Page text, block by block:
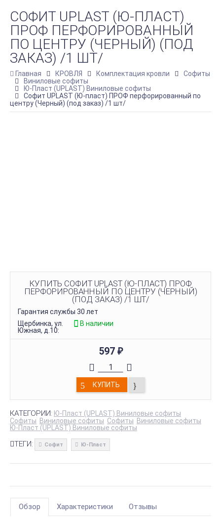
СОФИТ UPLAST (Ю-ПЛАСТ)
ПРОФ ПЕРФОРИРОВАННЫЙ
ПО ЦЕНТРУ (ЧЕРНЫЙ) (ПОД
ЗАКАЗ) /1 ШТ/
Главная КРОВЛЯ Комплектация кровли
Софиты
Виниловые софиты
Ю-Пласт (UPLAST) Виниловые софиты
Софит UPLAST (Ю-пласт) ПРОФ перфорированный по
центру (Черный) (под заказ) /1 шт/
КУПИТЬ СОФИТ UPLAST (Ю-ПЛАСТ) ПРОФ
ПЕРФОРИРОВАННЫЙ ПО ЦЕНТРУ (ЧЕРНЫЙ)
(ПОД ЗАКАЗ) /1 ШТ/
Гарантия службы 30 лет
Щербинка, ул.
Южная, д.10:
В наличии
597 ₽
КУПИТЬ
КАТЕГОРИИ: Ю-Пласт (UPLAST) Виниловые софиты
Софиты Виниловые софиты Софиты Виниловые софиты
Ю-Пласт (UPLAST) Виниловые софиты
ТЕГИ: Софит Ю-Пласт
Обзор Характеристики Отзывы